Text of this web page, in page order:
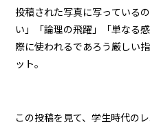
投稿された写真に写っている
い」「論理の飛躍」「単なる
際に使われるであろう厳しい
ット。
この投稿を見て、学生時代の